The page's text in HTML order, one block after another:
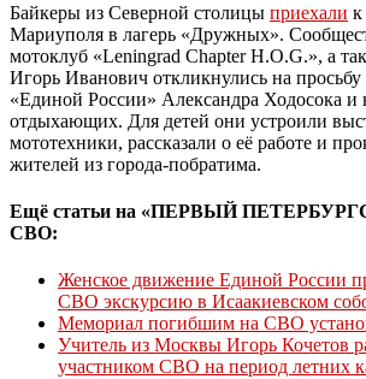
Байкеры из Северной столицы приехали к
Мариуполя в лагерь «Дружных».
мотоклуб «Leningrad Chapter H.O.G.», а
Игорь Иванович откликнулись на просьбу
«Единой России» Александра Ходосока и
отдыхающих. Для детей они устроили
мототехники, рассказали о её работе и
жителей из города-побратима.
Ещё статьи на «ПЕРВЫЙ
СВО:
Женское движение Единой России
СВО экскурсию в Исаакиевском
Мемориал погибшим на СВО
Учитель из Москвы Игорь Кочетов
участником СВО на период летних